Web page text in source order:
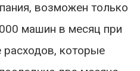
возможен только
машин в месяц при
которые